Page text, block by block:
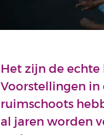
Het zijn de echte
Voorstellingen in
ruimschoots
al jaren worden